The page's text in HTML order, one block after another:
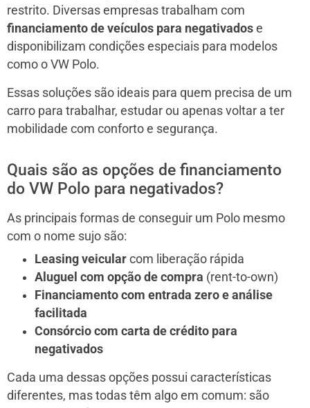
restrito. Diversas empresas trabalham com
financiamento de veículos para negativados e
disponibilizam condições especiais para modelos
como o VW Polo.
Essas soluções são ideais para quem precisa de um
carro para trabalhar, estudar ou apenas voltar a ter
mobilidade com conforto e segurança.
Quais são as opções de financiamento
do VW Polo para negativados?
As principais formas de conseguir um Polo mesmo
com o nome sujo são:
Leasing veicular com liberação rápida
Aluguel com opção de compra (rent-to-own)
Financiamento com entrada zero e análise
facilitada
Consórcio com carta de crédito para
negativados
Cada uma dessas opções possui características
diferentes, mas todas têm algo em comum: são